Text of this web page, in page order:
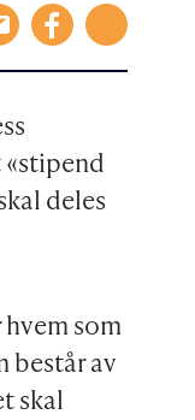
deles
som
består av
skal